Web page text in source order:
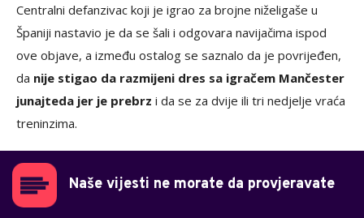
Centralni defanzivac koji je igrao za brojne niželigaše u
Španiji nastavio je da se šali i odgovara navijačima ispod
ove objave, a između ostalog se saznalo da je povrijeđen,
da nije stigao da razmijeni dres sa igračem Mančester
junajteda jer je prebrz i da se za dvije ili tri nedjelje vraća
treninzima.
Naše vijesti ne morate da provjeravate